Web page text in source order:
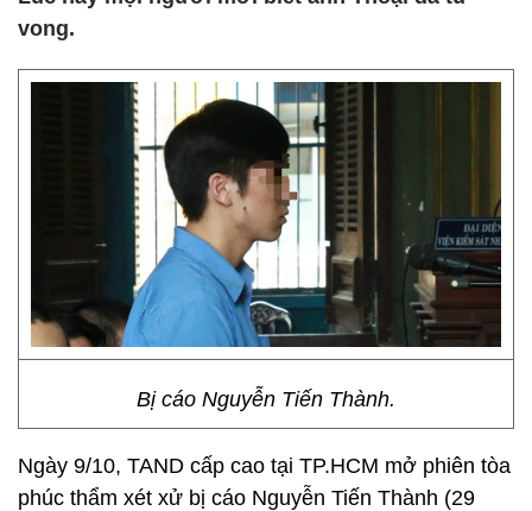
vong.
Bị cáo Nguyễn Tiến Thành.
Ngày 9/10, TAND cấp cao tại TP.HCM mở phiên tòa
phúc thẩm xét xử bị cáo Nguyễn Tiến Thành (29